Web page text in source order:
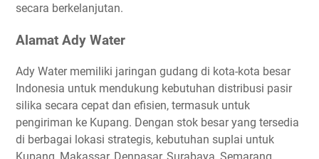
secara berkelanjutan.
Alamat Ady Water
Ady Water memiliki jaringan gudang di kota-kota besar
Indonesia untuk mendukung kebutuhan distribusi pasir
silika secara cepat dan efisien, termasuk untuk
pengiriman ke Kupang. Dengan stok besar yang tersedia
di berbagai lokasi strategis, kebutuhan suplai untuk